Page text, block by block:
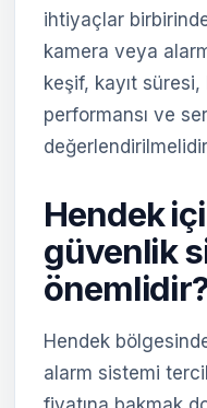
ihtiyaçlar
kamera veya
keşif, kayıt
performansı ve
Hendek
güvenlik
Hendek
alarm sistemi